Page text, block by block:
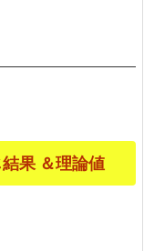
果 ＆理論値